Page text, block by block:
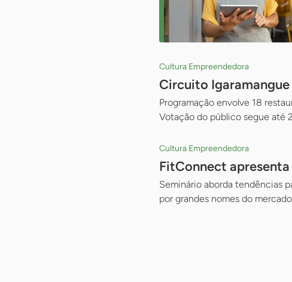
Cultura Empreendedora
Circuito
Programação envolve 18
Votação do público segue até
Cultura Empreendedora
FitConnect
Seminário aborda tendências
por grandes nomes do